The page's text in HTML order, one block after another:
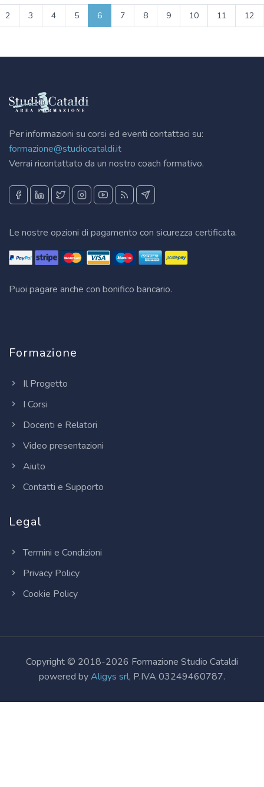
2 3 4 5 6 7 8 9 10 11 12
Per informazioni su corsi ed eventi contattaci su:
formazione@studiocataldi.it
Verrai ricontattato da un nostro coach formativo.
Le nostre opzioni di pagamento con sicurezza certificata.
Puoi pagare anche con bonifico bancario.
Formazione
Il Progetto
I Corsi
Docenti e Relatori
Video presentazioni
Aiuto
Contatti e Supporto
Legal
Termini e Condizioni
Privacy Policy
Cookie Policy
Copyright © 2018-2026 Formazione Studio Cataldi
powered byAligys srl, P.IVA 03249460787.